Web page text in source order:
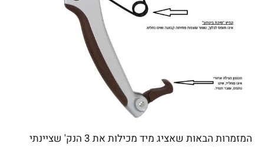
המזמרות הבאות שאציג מיד מכילות את 3 הנק' שציינתי